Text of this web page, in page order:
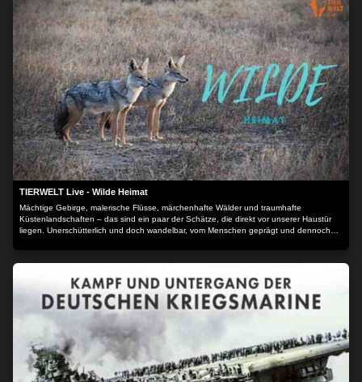
TIERWELT Live - Wilde Heimat
Mächtige Gebirge, malerische Flüsse, märchenhafte Wälder und traumhafte
Küstenlandschaften – das sind ein paar der Schätze, die direkt vor unserer Haustür
liegen. Unerschütterlich und doch wandelbar, vom Menschen geprägt und dennoch